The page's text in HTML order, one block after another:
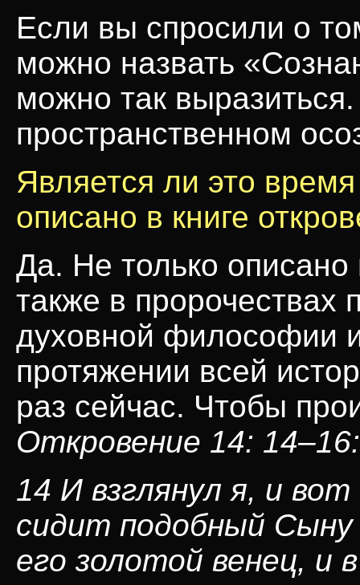
Если вы спросили о
можно назвать
можно так
пространственном
Является ли это
описано в книге
Да. Не только
также в пророчествах
духовной философии
протяжении всей
раз сейчас. Чтобы
Откровение 14: 14–16:
14 И взглянул я, и
сидит подобный Сыну
его золотой венец, и